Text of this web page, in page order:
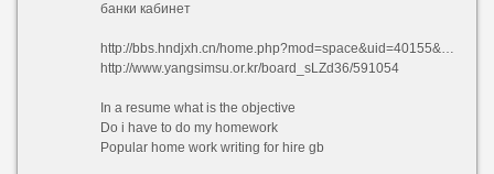
банки кабинет
http://bbs.hndjxh.cn/home.php?mod=space&uid=40155&do=profile
http://www.yangsimsu.or.kr/board_sLZd36/591054
In a resume what is the objective
Do i have to do my homework
Popular home work writing for hire gb